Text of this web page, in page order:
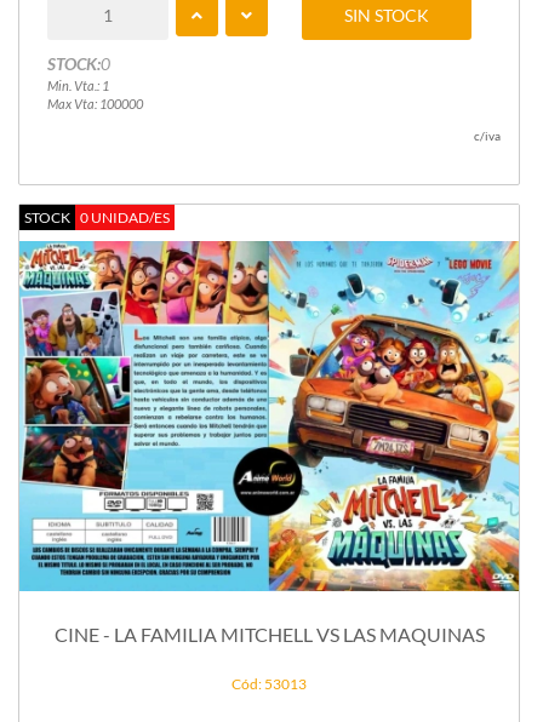
STOCK:0
Min. Vta.: 1
Max Vta: 100000
SIN STOCK
c/iva
STOCK 0 UNIDAD/ES
CINE - LA FAMILIA MITCHELL VS LAS MAQUINAS
Cód: 53013